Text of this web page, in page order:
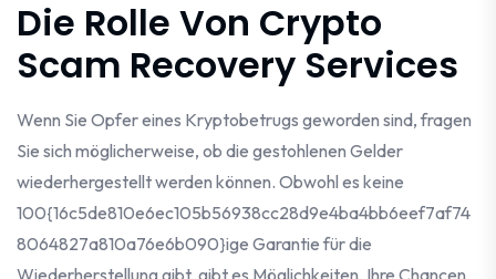
Die Rolle Von Crypto
Scam Recovery Services
Wenn Sie Opfer eines Kryptobetrugs geworden sind, fragen
Sie sich möglicherweise, ob die gestohlenen Gelder
wiederhergestellt werden können. Obwohl es keine
100{16c5de810e6ec105b56938cc28d9e4ba4bb6eef7af74
8064827a810a76e6b090}ige Garantie für die
Wiederherstellung gibt, gibt es Möglichkeiten, Ihre Chancen